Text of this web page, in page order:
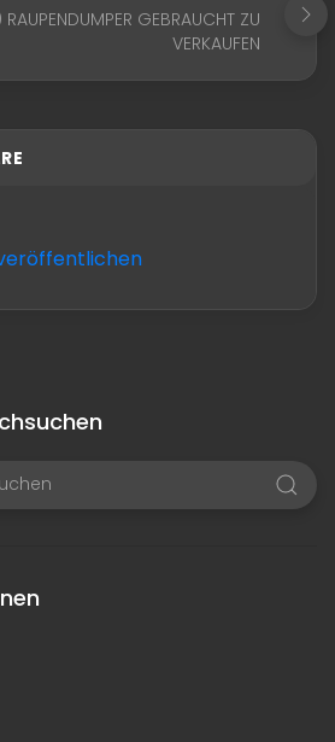
GEBRAUCHT ZU
VERKAUFEN